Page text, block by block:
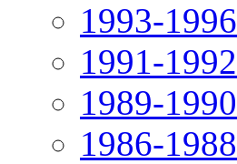
1993-1996
1991-1992
1989-1990
1986-1988